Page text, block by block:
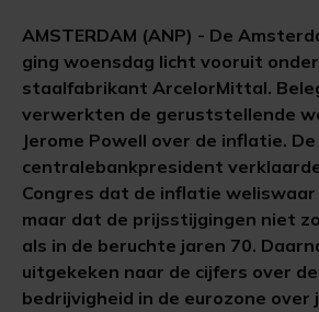
AMSTERDAM (ANP) - De
ging woensdag licht vooruit
staalfabrikant ArcelorMittal.
verwerkten de geruststellende
Jerome Powell over de inflatie.
centralebankpresident
Congres dat de inflatie
maar dat de prijsstijgingen niet
als in de beruchte jaren 70.
uitgekeken naar de cijfers over
bedrijvigheid in de eurozone over